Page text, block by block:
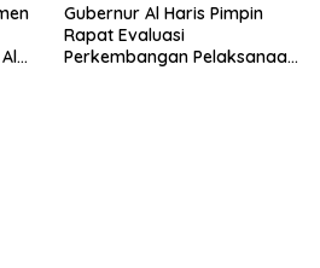
Gubernur Al Haris Pimpin
Rapat Evaluasi
Perkembangan Pelaksanaan